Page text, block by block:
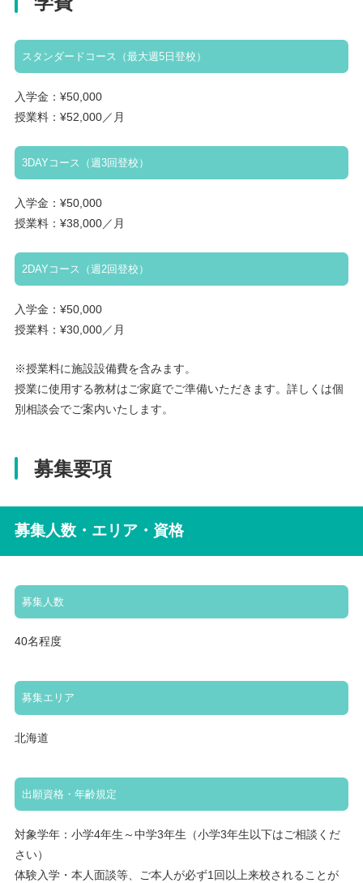
スタンダードコース（最大週5日登校）
入学金：¥50,000
授業料：¥52,000／月
3DAYコース（週3回登校）
入学金：¥50,000
授業料：¥38,000／月
2DAYコース（週2回登校）
入学金：¥50,000
授業料：¥30,000／月
※授業料に施設設備費を含みます。
授業に使用する教材はご家庭でご準備いただきます。詳しくは個
別相談会でご案内いたします。
募集要項
募集人数・エリア・資格
募集人数
40名程度
募集エリア
北海道
出願資格・年齢規定
対象学年：小学4年生～中学3年生（小学3年生以下はご相談くだ
さい）
体験入学・本人面談等、ご本人が必ず1回以上来校されることが